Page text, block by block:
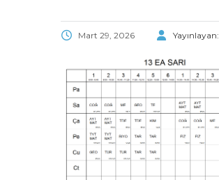
Mart 29, 2026 Yayınlayan: